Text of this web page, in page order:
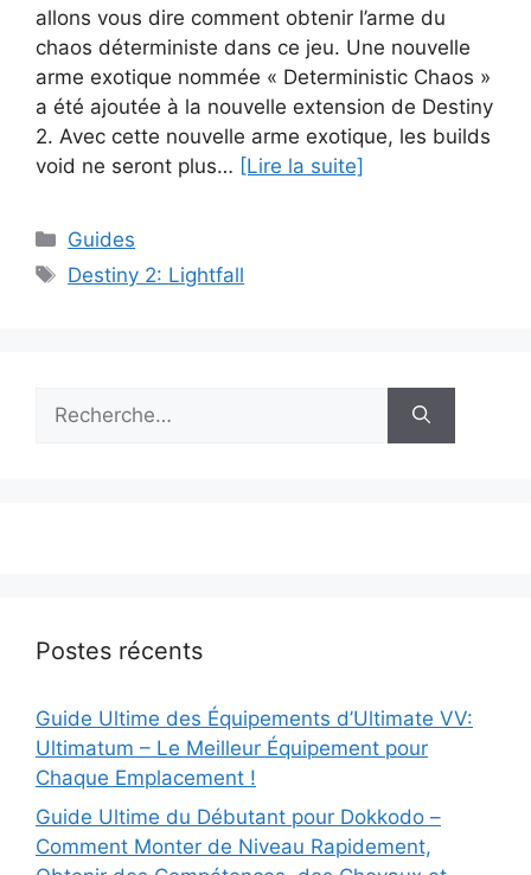
allons vous dire comment obtenir l’arme du
chaos déterministe dans ce jeu. Une nouvelle
arme exotique nommée « Deterministic Chaos »
a été ajoutée à la nouvelle extension de Destiny
2. Avec cette nouvelle arme exotique, les builds
void ne seront plus… [Lire la suite]
Catégories
Guides
Étiquettes
Destiny 2: Lightfall
Postes récents
Guide Ultime des Équipements d’Ultimate VV:
Ultimatum – Le Meilleur Équipement pour
Chaque Emplacement !
Guide Ultime du Débutant pour Dokkodo –
Comment Monter de Niveau Rapidement,